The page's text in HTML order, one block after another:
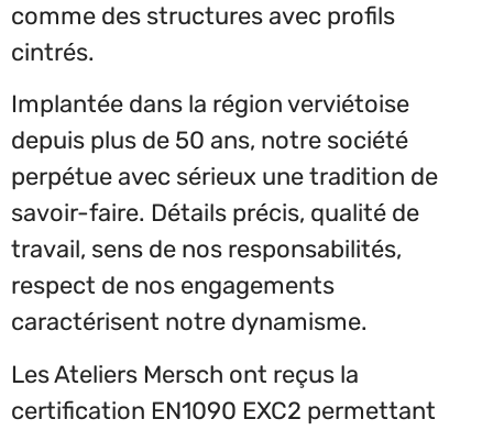
comme des structures avec profils
cintrés.
Implantée dans la région verviétoise
depuis plus de 50 ans, notre société
perpétue avec sérieux une tradition de
savoir-faire. Détails précis, qualité de
travail, sens de nos responsabilités,
respect de nos engagements
caractérisent notre dynamisme.
Les Ateliers Mersch ont reçus la
certification EN1090 EXC2 permettant